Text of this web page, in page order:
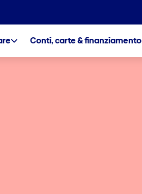
gruppo Helvetia Baloise
Conti, carte & finanziamento